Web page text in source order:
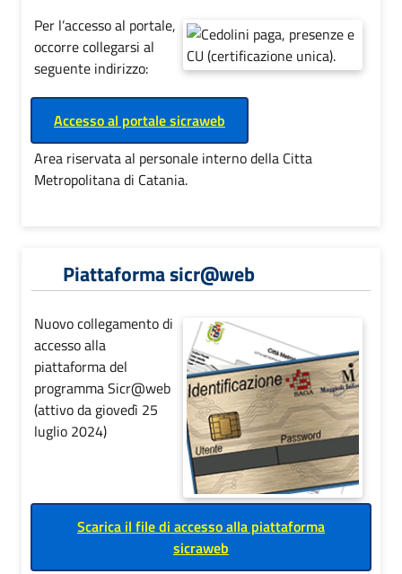
Per l’accesso al portale,
occorre collegarsi al
seguente indirizzo:
Accesso al portale sicraweb
Area riservata al personale interno della Citta
Metropolitana di Catania.
Piattaforma sicr@web
Nuovo collegamento di
accesso alla
piattaforma del
programma Sicr@web
(attivo da giovedì 25
luglio 2024)
Scarica il file di accesso alla piattaforma
sicraweb